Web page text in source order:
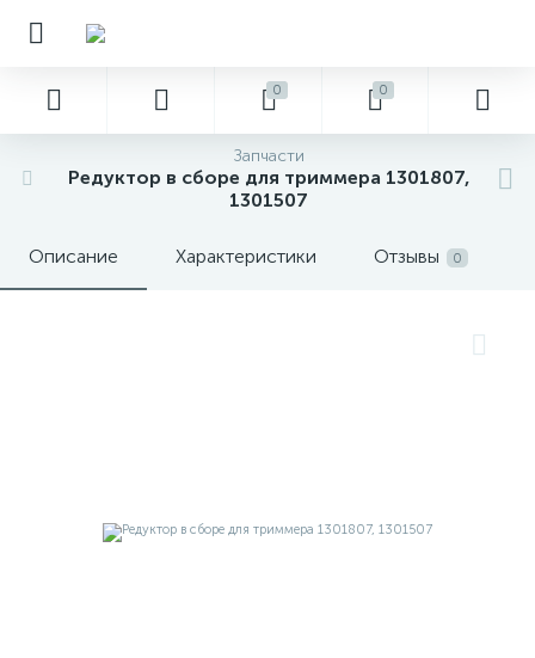
0 0
Запчасти
Редуктор в сборе для триммера 1301807,
1301507
Описание Характеристики Отзывы 0